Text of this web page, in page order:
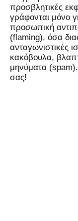
προσβλητικές
γράφονται μόνο
προσωπική
(flaming), όσα
ανταγωνιστικές
κακόβουλα,
μηνύματα
σας!